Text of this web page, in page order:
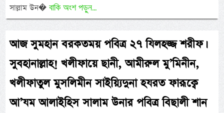
সাল্লাম উন�বাকি অংশ পড়ুন...
আজ সুমহান বরকতময় পবিত্র ২৭ যিলহজ্জ শরীফ।
সুবহানাল্লাহ! খলীফায়ে ছানী, আমীরুল মু’মিনীন,
খলীফাতুল মুসলিমীন সাইয়্যিদুনা হযরত ফারূক্বে
আ’যম আলাইহিস সালাম উনার পবিত্র বিছালী শান